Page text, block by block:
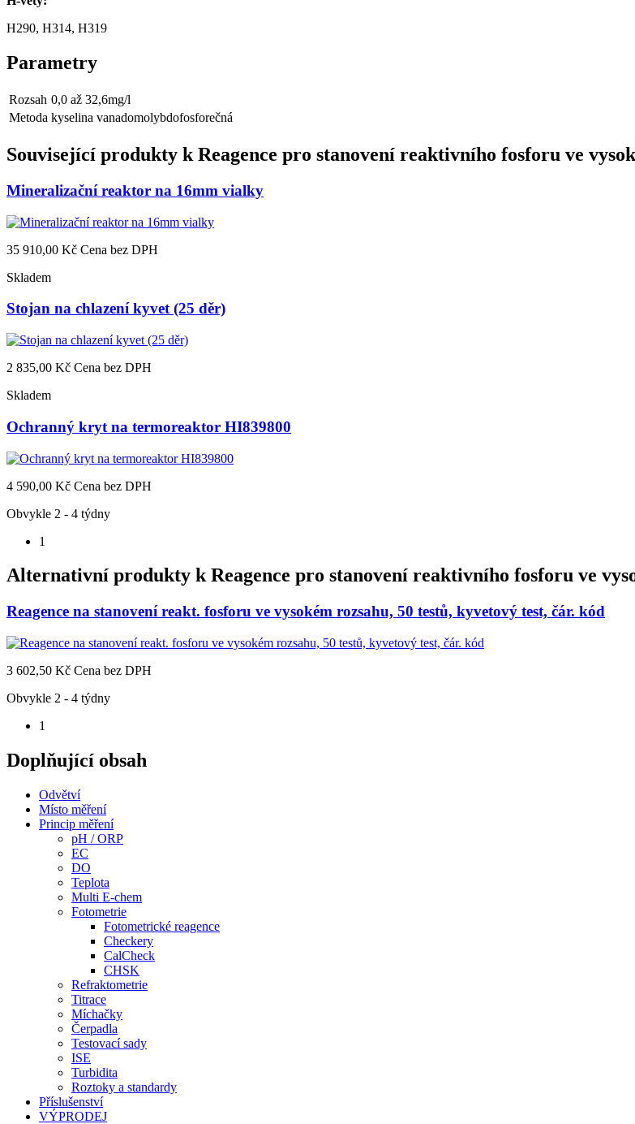
H290, H314, H319
Parametry
Rozsah 0,0 až 32,6mg/l
Metoda kyselina vanadomolybdofosforečná
Související produkty k Reagence pro stanovení reaktivního fosforu ve
Mineralizační reaktor na 16mm vialky
35 910,00 Kč Cena bez DPH
Skladem
Stojan na chlazení kyvet (25 děr)
2 835,00 Kč Cena bez DPH
Skladem
Ochranný kryt na termoreaktor HI839800
4 590,00 Kč Cena bez DPH
Obvykle 2 - 4 týdny
1
Alternativní produkty kReagence pro stanovení reaktivního fosforu ve
Reagence na stanovení reakt. fosforu ve vysokém rozsahu, 50 testů, kyvetový test, čár. kód
3 602,50 Kč Cena bez DPH
Obvykle 2 - 4 týdny
1
Doplňující obsah
Odvětví
Místo měření
Princip měření
pH / ORP
EC
DO
Teplota
Multi E-chem
Fotometrie
Fotometrické reagence
Checkery
CalCheck
CHSK
Refraktometrie
Titrace
Míchačky
Čerpadla
Testovací sady
ISE
Turbidita
Roztoky a standardy
Příslušenství
VÝPRODEJ